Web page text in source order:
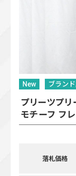
New ブラン
プリーツプ
モチーフ フ
落札価格